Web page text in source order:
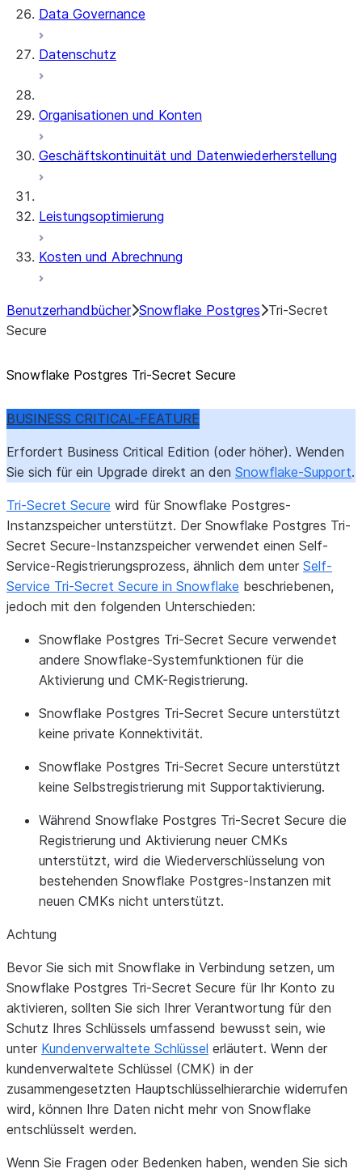
Data Governance
Datenschutz
Organisationen und Konten
Geschäftskontinuität und Datenwiederherstellung
Leistungsoptimierung
Kosten und Abrechnung
Benutzerhandbücher Snowflake Postgres Tri-Secret
Secure
Snowflake Postgres Tri-Secret Secure
BUSINESS CRITICAL-FEATURE
Erfordert Business Critical Edition (oder höher). Wenden
Sie sich für ein Upgrade direkt an den Snowflake-Support.
Tri-Secret Secure wird für Snowflake Postgres-
Instanzspeicher unterstützt. Der Snowflake Postgres Tri-
Secret Secure-Instanzspeicher verwendet einen Self-
Service-Registrierungsprozess, ähnlich dem unter Self-
Service Tri-Secret Secure in Snowflake beschriebenen,
jedoch mit den folgenden Unterschieden:
Snowflake Postgres Tri-Secret Secure verwendet
andere Snowflake-Systemfunktionen für die
Aktivierung und CMK-Registrierung.
Snowflake Postgres Tri-Secret Secure unterstützt
keine private Konnektivität.
Snowflake Postgres Tri-Secret Secure unterstützt
keine Selbstregistrierung mit Supportaktivierung.
Während Snowflake Postgres Tri-Secret Secure die
Registrierung und Aktivierung neuer CMKs
unterstützt, wird die Wiederverschlüsselung von
bestehenden Snowflake Postgres-Instanzen mit
neuen CMKs nicht unterstützt.
Achtung
Bevor Sie sich mit Snowflake in Verbindung setzen, um
Snowflake Postgres Tri-Secret Secure für Ihr Konto zu
aktivieren, sollten Sie sich Ihrer Verantwortung für den
Schutz Ihres Schlüssels umfassend bewusst sein, wie
unter Kundenverwaltete Schlüssel erläutert. Wenn der
kundenverwaltete Schlüssel (CMK) in der
zusammengesetzten Hauptschlüsselhierarchie widerrufen
wird, können Ihre Daten nicht mehr von Snowflake
entschlüsselt werden.
Wenn Sie Fragen oder Bedenken haben, wenden Sie sich